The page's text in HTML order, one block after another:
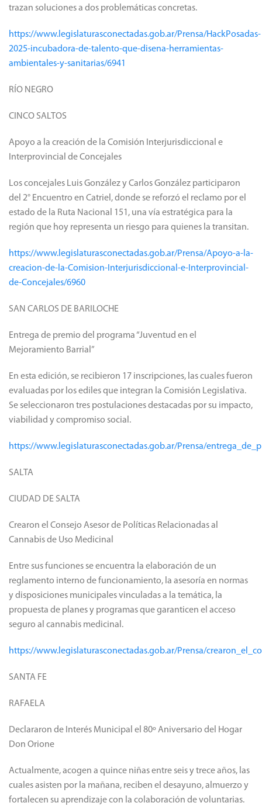
trazan soluciones a dos problemáticas concretas.
https://www.legislaturasconectadas.gob.ar/Prensa/HackPosadas-
2025-incubadora-de-talento-que-disena-herramientas-
ambientales-y-sanitarias/6941
RÍO NEGRO
CINCO SALTOS
Apoyo a la creación de la Comisión Interjurisdiccional e
Interprovincial de Concejales
Los concejales Luis González y Carlos González participaron
del 2° Encuentro en Catriel, donde se reforzó el reclamo por el
estado de la Ruta Nacional 151, una vía estratégica para la
región que hoy representa un riesgo para quienes la transitan.
https://www.legislaturasconectadas.gob.ar/Prensa/Apoyo-a-la-
creacion-de-la-Comision-Interjurisdiccional-e-Interprovincial-
de-Concejales/6960
SAN CARLOS DE BARILOCHE
Entrega de premio del programa “Juventud en el
Mejoramiento Barrial”
En esta edición, se recibieron 17 inscripciones, las cuales fueron
evaluadas por los ediles que integran la Comisión Legislativa.
Se seleccionaron tres postulaciones destacadas por su impacto,
viabilidad y compromiso social.
https://www.legislaturasconectadas.gob.ar/Prensa/
SALTA
CIUDAD DE SALTA
Crearon el Consejo Asesor de Políticas Relacionadas al
Cannabis de Uso Medicinal
Entre sus funciones se encuentra la elaboración de un
reglamento interno de funcionamiento, la asesoría en normas
y disposiciones municipales vinculadas a la temática, la
propuesta de planes y programas que garanticen el acceso
seguro al cannabis medicinal.
https://www.legislaturasconectadas.gob.ar/Prensa/
SANTA FE
RAFAELA
Declararon de Interés Municipal el 80º Aniversario del Hogar
Don Orione
Actualmente, acogen a quince niñas entre seis y trece años, las
cuales asisten por la mañana, reciben el desayuno, almuerzo y
fortalecen su aprendizaje con la colaboración de voluntarias.